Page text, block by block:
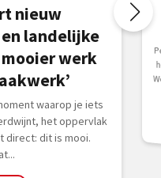
nieuw
landelijke
mooier werk
waarop je iets
het oppervlak
direct: dit is mooi.